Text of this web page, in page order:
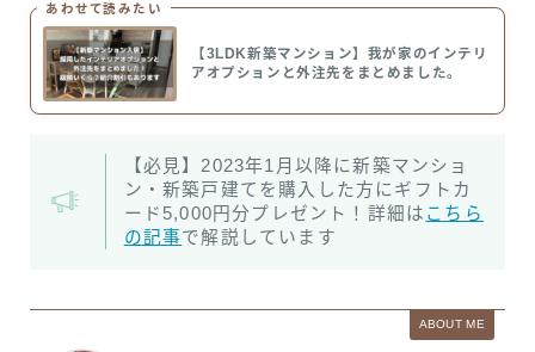
Follow Me
あわせて読みたい
【3LDK新築マンション】我が家のインテリ
アオプションと外注先をまとめました。
【必見】2023年1月以降に新築マンショ
ン・新築戸建てを購入した方にギフトカ
ード5,000円分プレゼント！詳細は こちら
の記事で解説しています
ABOUT ME